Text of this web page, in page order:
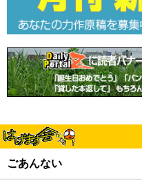
ごあんない